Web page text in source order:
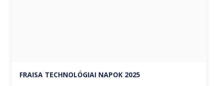
FRAISA TECHNOLÓGIAI NAPOK 2025